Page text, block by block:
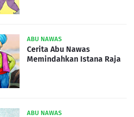
ABU NAWAS
Cerita Abu Nawas
Memindahkan Istana Raja
ABU NAWAS